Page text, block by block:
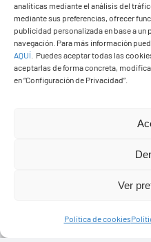
analíticas mediante el análisis del
mediante sus preferencias, ofrecer
publicidad personalizada en base a
navegación. Para más información
AQUÍ
Puedes aceptar todas las
aceptarlas de forma concreta,
en “Configuración de Privacidad”.
Ver
Política de cookies
Ayuntamiento de Yaiza
Pza. de Los Remedios, 1
35570 – Yaiza
Tel:928 83 62 20
© Copyright2026